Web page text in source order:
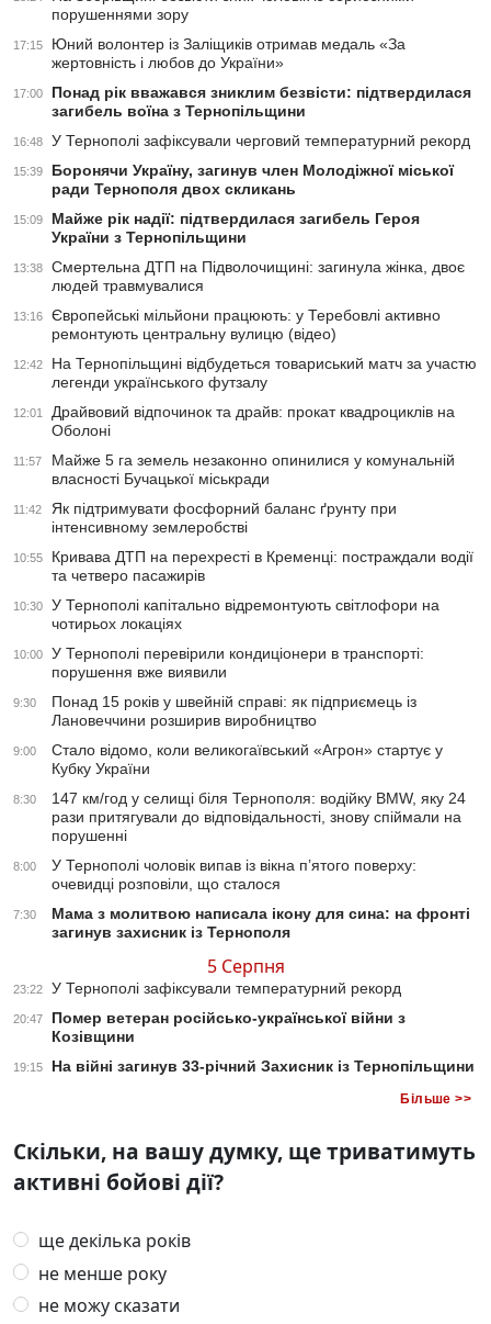
порушеннями зору
17:15
Юний волонтер із Заліщиків отримав медаль «За
жертовність і любов до України»
17:00
Понад рік вважався зниклим безвісти: підтвердилася
загибель воїна з Тернопільщини
16:48 У Тернополі зафіксували черговий температурний рекорд
15:39
Боронячи Україну, загинув член Молодіжної міської
ради Тернополя двох скликань
15:09
Майже рік надії: підтвердилася загибель Героя
України з Тернопільщини
13:38
Смертельна ДТП на Підволочищині: загинула жінка, двоє
людей травмувалися
13:16
Європейські мільйони працюють: у Теребовлі активно
ремонтують центральну вулицю (відео)
12:42
На Тернопільщині відбудеться товариський матч за участю
легенди українського футзалу
12:01
Драйвовий відпочинок та драйв: прокат квадроциклів на
Оболоні
11:57
Майже 5 га земель незаконно опинилися у комунальній
власності Бучацької міськради
11:42
Як підтримувати фосфорний баланс ґрунту при
інтенсивному землеробстві
10:55
Кривава ДТП на перехресті в Кременці: постраждали водії
та четверо пасажирів
10:30
У Тернополі капітально відремонтують світлофори на
чотирьох локаціях
10:00
У Тернополі перевірили кондиціонери в транспорті:
порушення вже виявили
9:30
Понад 15 років у швейній справі: як підприємець із
Лановеччини розширив виробництво
9:00
Стало відомо, коли великогаївський «Агрон» стартує у
Кубку України
8:30
147 км/год у селищі біля Тернополя: водійку BMW, яку 24
рази притягували до відповідальності, знову спіймали на
порушенні
8:00
У Тернополі чоловік випав із вікна п’ятого поверху:
очевидці розповіли, що сталося
7:30
Мама з молитвою написала ікону для сина: на фронті
загинув захисник із Тернополя
5 Серпня
23:22 У Тернополі зафіксували температурний рекорд
20:47
Помер ветеран російсько-української війни з
Козівщини
19:15 На війні загинув 33-річний Захисник із Тернопільщини
Більше >>
Скільки, на вашу думку, ще триватимуть
активні бойові дії?
ще декілька років
не менше року
не можу сказати